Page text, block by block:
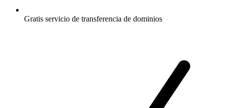
Gratis servicio de transferencia de dominios